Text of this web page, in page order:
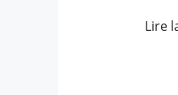
de
Lire